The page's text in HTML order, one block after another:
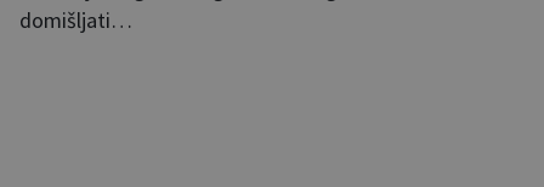
domišljati…